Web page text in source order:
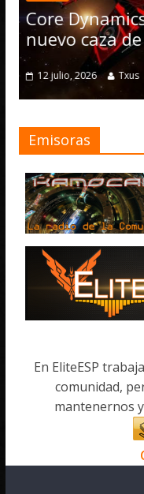
Mk II: El
Federal
Emisoras
En EliteESP
comunidad,
mantenernos y